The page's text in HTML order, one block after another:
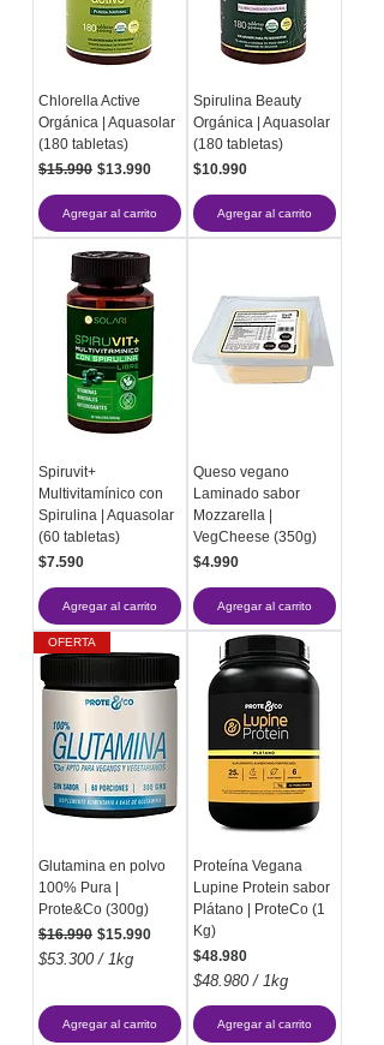
Chlorella Active
Orgánica | Aquasolar
(180 tabletas)
Precio
$15.990 Precio de oferta
$13.990
Agregar al carrito
Spirulina Beauty
Orgánica | Aquasolar
(180 tabletas)
Precio
$10.990
Agregar al carrito
Spiruvit+
Multivitamínico con
Spirulina | Aquasolar
(60 tabletas)
Precio
$7.590
Agregar al carrito
Queso vegano
Laminado sabor
Mozzarella |
VegCheese (350g)
Precio
$4.990
Agregar al carrito
OFERTA
Glutamina en polvo
100% Pura |
Prote&Co (300g)
Precio
$16.990 Precio de oferta
$15.990
$53.300 / 1kg
3
.
Agregar al carrito
Proteína Vegana
Lupine Protein sabor
Plátano | ProteCo (1
Kg)
Precio
$48.980
$48.980 / 1kg
4
8
Agregar al carrito